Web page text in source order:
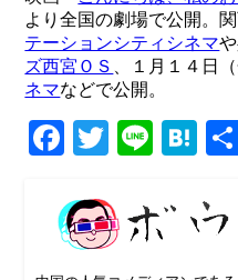
より全国の劇場で公開。
テーションシティシネマ
ズ西宮ＯＳ
、１月１４日
ネマなどで公開。
Facebook
TwitterLine